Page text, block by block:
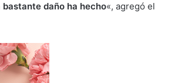
daño ha hecho«, agregó el